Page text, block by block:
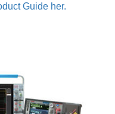
Guide her.